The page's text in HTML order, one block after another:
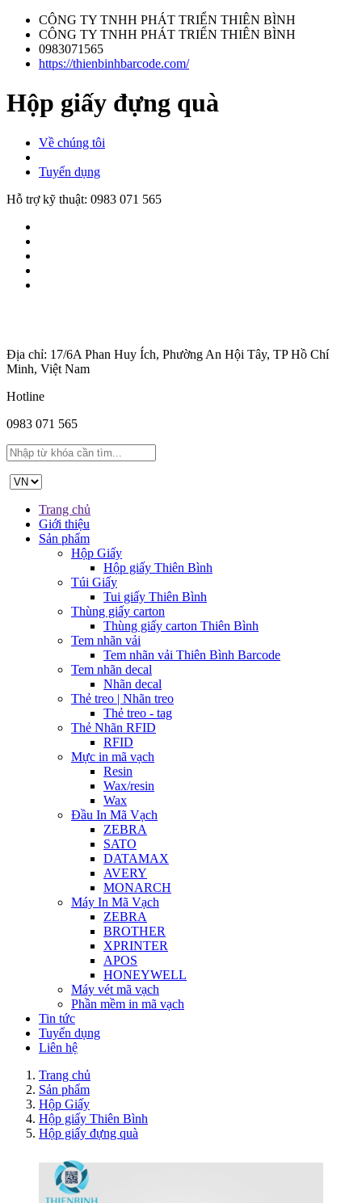
CÔNG TY TNHH PHÁT TRIỂN THIÊN BÌNH
CÔNG TY TNHH PHÁT TRIỂN THIÊN BÌNH
0983071565
https://thienbinhbarcode.com/
Hộp giấy đựng quà
Về chúng tôi
Tuyển dụng
Hỗ trợ kỹ thuật: 0983 071 565
Địa chỉ: 17/6A Phan Huy Ích, Phường An Hội Tây, TP Hồ Chí
Minh, Việt Nam
Hotline
0983 071 565
Trang chủ
Giới thiệu
Sản phẩm
Hộp Giấy
Hộp giấy Thiên Bình
Túi Giấy
Tui giấy Thiên Bình
Thùng giấy carton
Thùng giấy carton Thiên Bình
Tem nhãn vải
Tem nhãn vải Thiên Bình Barcode
Tem nhãn decal
Nhãn decal
Thẻ treo | Nhãn treo
Thẻ treo - tag
Thẻ Nhãn RFID
RFID
Mực in mã vạch
Resin
Wax/resin
Wax
Đầu In Mã Vạch
ZEBRA
SATO
DATAMAX
AVERY
MONARCH
Máy In Mã Vạch
ZEBRA
BROTHER
XPRINTER
APOS
HONEYWELL
Máy vét mã vạch
Phần mềm in mã vạch
Tin tức
Tuyển dụng
Liên hệ
Trang chủ
Sản phẩm
Hộp Giấy
Hộp giấy Thiên Bình
Hộp giấy đựng quà